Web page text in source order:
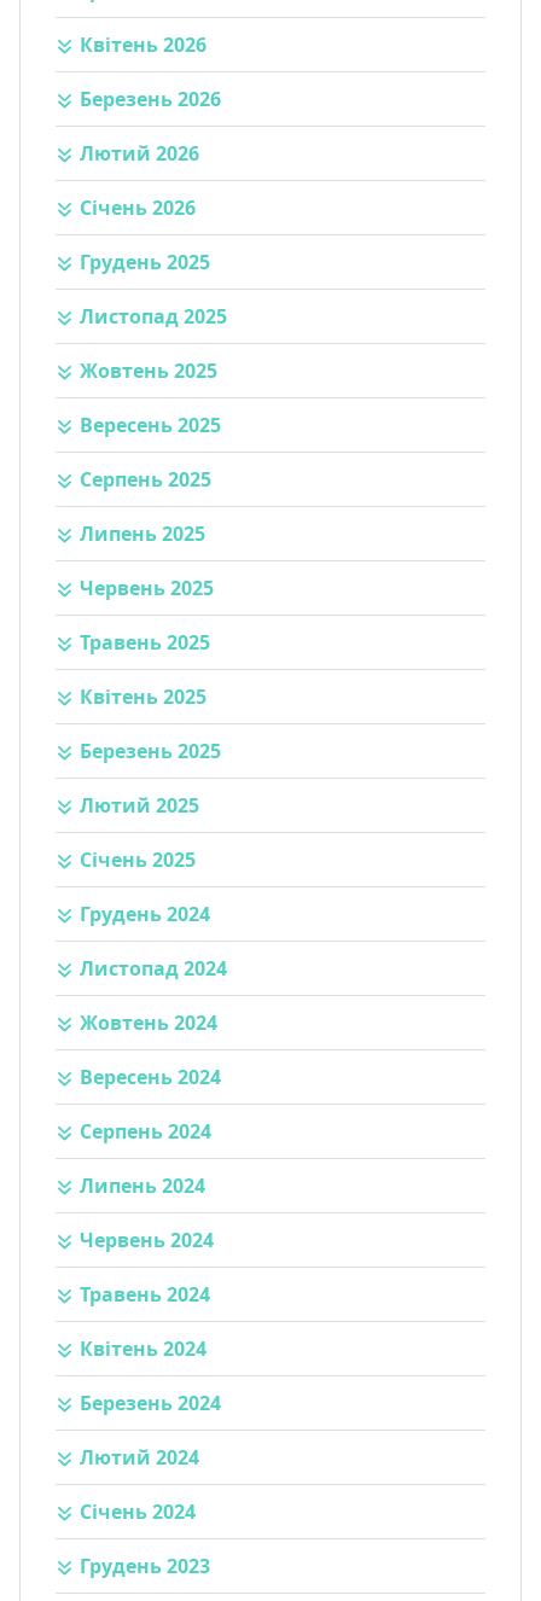
Квітень 2026
Березень 2026
Лютий 2026
Січень 2026
Грудень 2025
Листопад 2025
Жовтень 2025
Вересень 2025
Серпень 2025
Липень 2025
Червень 2025
Травень 2025
Квітень 2025
Березень 2025
Лютий 2025
Січень 2025
Грудень 2024
Листопад 2024
Жовтень 2024
Вересень 2024
Серпень 2024
Липень 2024
Червень 2024
Травень 2024
Квітень 2024
Березень 2024
Лютий 2024
Січень 2024
Грудень 2023